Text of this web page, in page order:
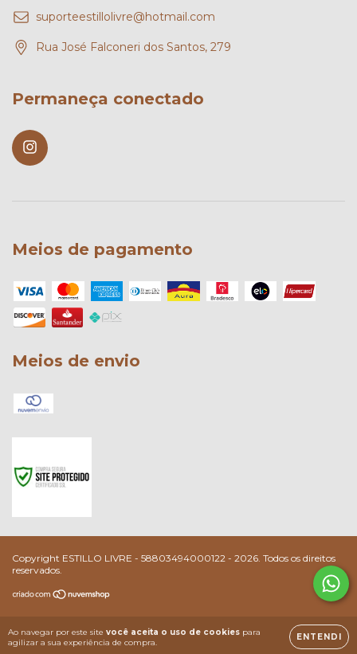
Ao navegar por este site você aceita o uso de cookies para
agilizar a sua experiência de compra.
ENTENDI
suporteestillolivre@hotmail.com
Rua José Falconeri dos Santos, 279
Permaneça conectado
Meios de pagamento
Meios de envio
Copyright ESTILLO LIVRE - 58803494000122 - 2026. Todos os direitos
reservados.